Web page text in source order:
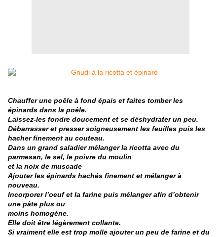
Chauffer une poêle à fond épais et faites tomber les
épinards dans la poêle.
Laissez-les fondre doucement et se déshydrater un peu.
Débarrasser et presser soigneusement les feuilles puis les
hacher finement au couteau.
Dans un grand saladier mélanger la ricotta avec du
parmesan, le sel, le poivre du moulin
et la noix de muscade
Ajouter les épinards hachés finement et mélanger à
nouveau.
Incorporer l’oeuf et la farine puis mélanger afin d’obtenir
une pâte plus ou
moins homogène.
Elle doit être légèrement collante.
Si vraiment elle est trop molle ajouter un peu de farine et du